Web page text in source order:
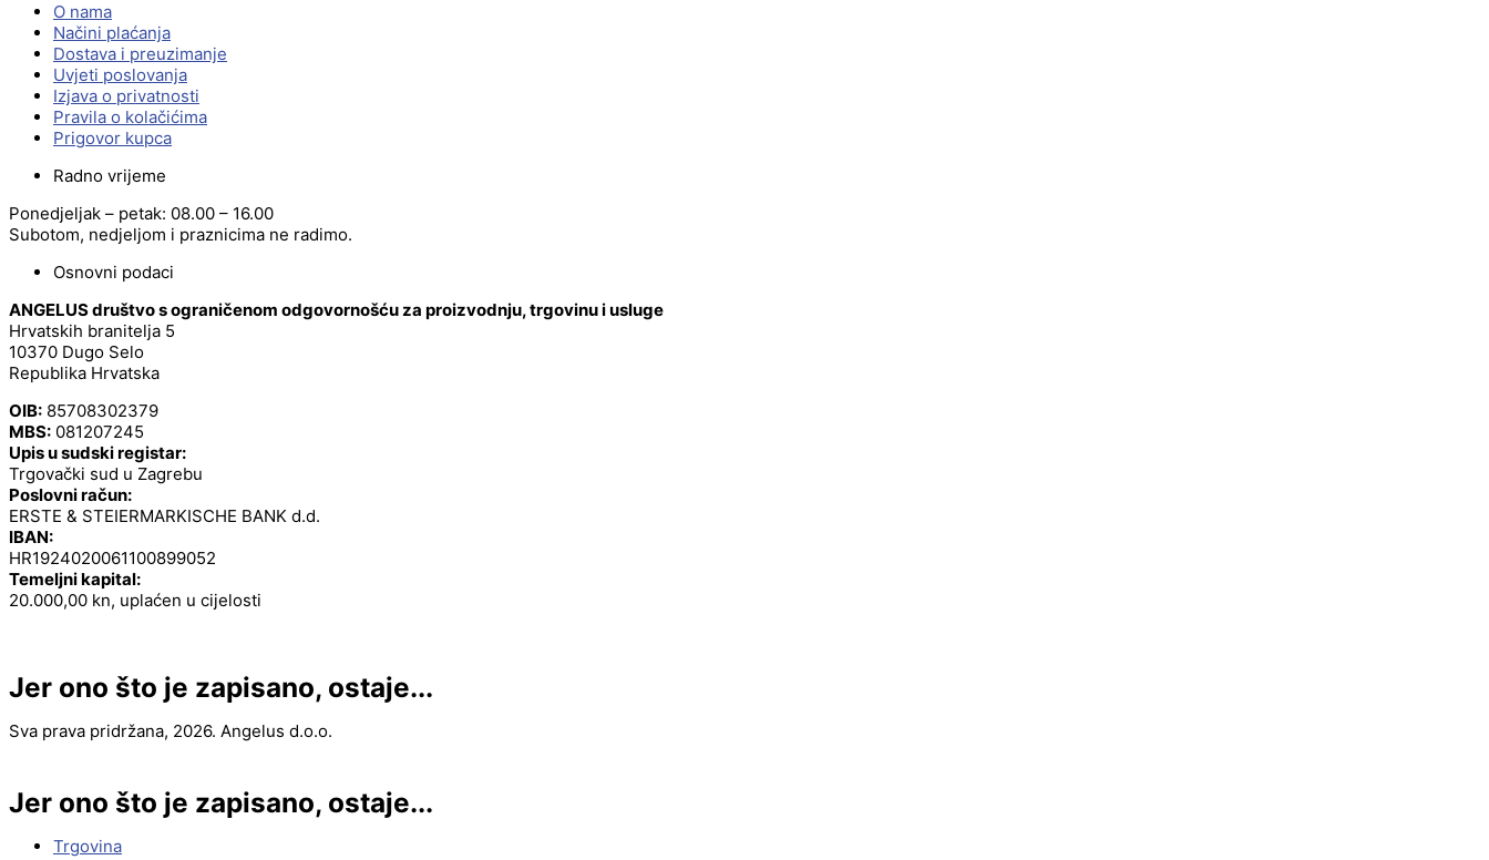
O nama
Načini plaćanja
Dostava i preuzimanje
Uvjeti poslovanja
Izjava o privatnosti
Pravila o kolačićima
Prigovor kupca
Radno vrijeme
Ponedjeljak – petak: 08.00 – 16.00
Subotom, nedjeljom i praznicima ne radimo.
Osnovni podaci
ANGELUS društvo s ograničenom odgovornošću za proizvodnju, trgovinu i usluge
Hrvatskih branitelja 5
10370 Dugo Selo
Republika Hrvatska
OIB: 85708302379
MBS: 081207245
Upis u sudski registar:
Trgovački sud u Zagrebu
Poslovni račun:
ERSTE & STEIERMARKISCHE BANK d.d.
IBAN:
HR1924020061100899052
Temeljni kapital:
20.000,00 kn, uplaćen u cijelosti
Jer ono što je zapisano, ostaje...
Sva prava pridržana, 2026. Angelus d.o.o.
Jer ono što je zapisano, ostaje...
Trgovina